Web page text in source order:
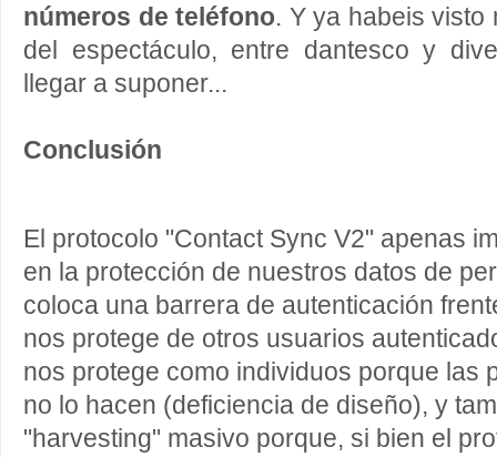
números de teléfono. Y ya habeis visto
del espectáculo, entre dantesco y
llegar a suponer...
Conclusión
El protocolo "Contact Sync V2" apenas
en la protección de nuestros datos de
coloca una barrera de autenticación
nos protege de otros usuarios
nos protege como individuos porque las
no lo hacen (deficiencia de diseño), y
"harvesting" masivo porque, si bien el